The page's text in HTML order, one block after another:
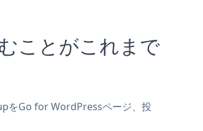
ことがこれまで
をGo for WordPressページ、投